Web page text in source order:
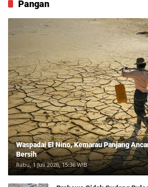
Pangan
Waspadai El Nino, Kemarau Panjang
Bersih
Rabu, 1 Juli 2026, 15:36 WIB